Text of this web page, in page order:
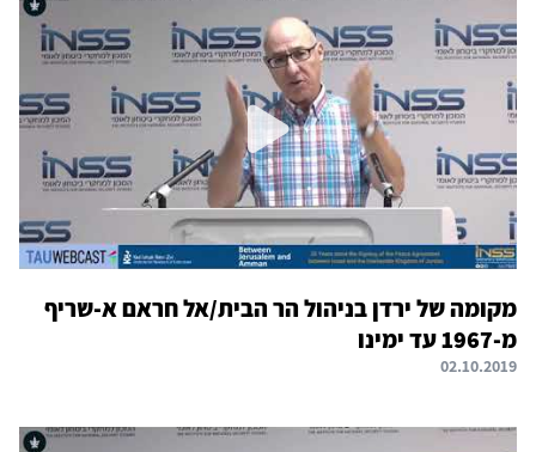
מקומה של ירדן בניהול הר הבית/אל חראם א-שריף
מ-1967 עד ימינו
02.10.2019